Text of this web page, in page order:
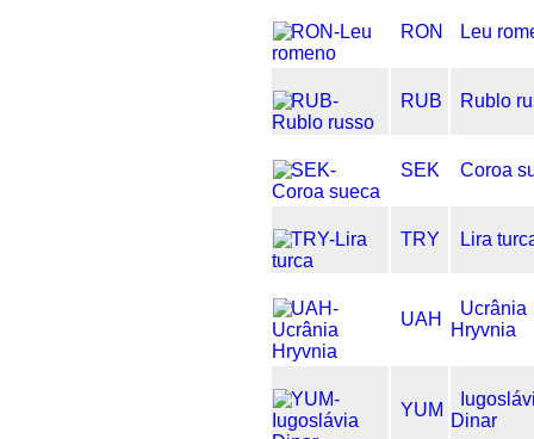
RON Leu
RUB Rublo
SEK Coroa
TRY Lira
UAH
Ucrânia
Hryvnia
YUM
Dinar